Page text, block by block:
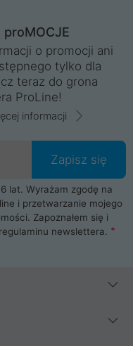
Gliwice, Kalisz, Bytom,
obsługa!
kapitałem. Działamy
Posiadamy siedzibę
kraju. Cała
ProLine jest
albo laptopa w
bezpieczeństwo.
komputerowe
główne, pamięci,
pomogą Ci wybrać
obudowę do komputera.
na rynku
Apple, Samsung i
możesz
o promocji ani
tylko dla
teraz do grona
ProLine!
informacji
Zapisz się
lat. Wyrażam zgodę na
i przetwarzanie mojego
Zapoznałem się i
regulaminu newslettera.